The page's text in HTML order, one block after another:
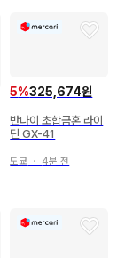
5%325,674원
반다이 초합금혼 라이
딘 GX-41
도쿄 ・ 4분 전